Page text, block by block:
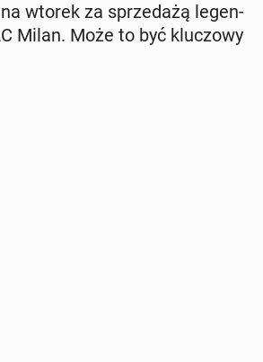
na wtorek za sprze­da­żą le­gen­
Milan. Może to być klu­czo­wy